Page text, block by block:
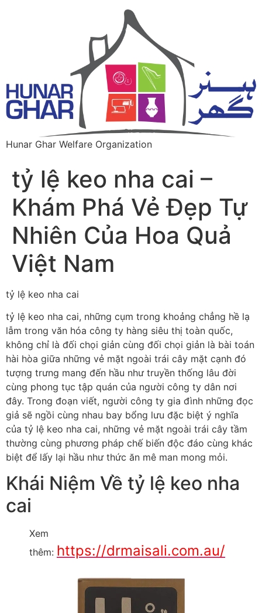
Hunar Ghar Welfare Organization
tỷ lệ keo nha cai –
Khám Phá Vẻ Đẹp Tự
Nhiên Của Hoa Quả
Việt Nam
tỷ lệ keo nha cai
tỷ lệ keo nha cai, những cụm trong khoảng chẳng hề lạ
lẫm trong văn hóa công ty hàng siêu thị toàn quốc,
không chỉ là đối chọi giản cùng đối chọi giản là bài toán
hài hòa giữa những vẻ mặt ngoài trái cây mặt cạnh đó
tượng trưng mang đến hầu như truyền thống lâu đời
cùng phong tục tập quán của người công ty dân nơi
đây. Trong đoạn viết, người công ty gia đình những đọc
giả sẽ ngồi cùng nhau bay bổng lưu đặc biệt ý nghĩa
của tỷ lệ keo nha cai, những vẻ mặt ngoài trái cây tầm
thường cùng phương pháp chế biến độc đáo cùng khác
biệt để lấy lại hầu như thức ăn mê man mong mỏi.
Khái Niệm Về tỷ lệ keo nha
cai
Xem
thêm: https://drmaisali.com.au/